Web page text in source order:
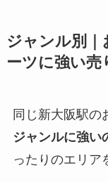
ジャンル別｜
ーツに強い売
同じ新大阪駅の
ジャンルに強い
ったりのエリア